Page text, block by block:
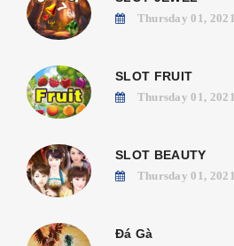
Thursday 01, 2021
SLOT FRUIT
Thursday 01, 2021
SLOT BEAUTY
Thursday 01, 2021
Đá Gà